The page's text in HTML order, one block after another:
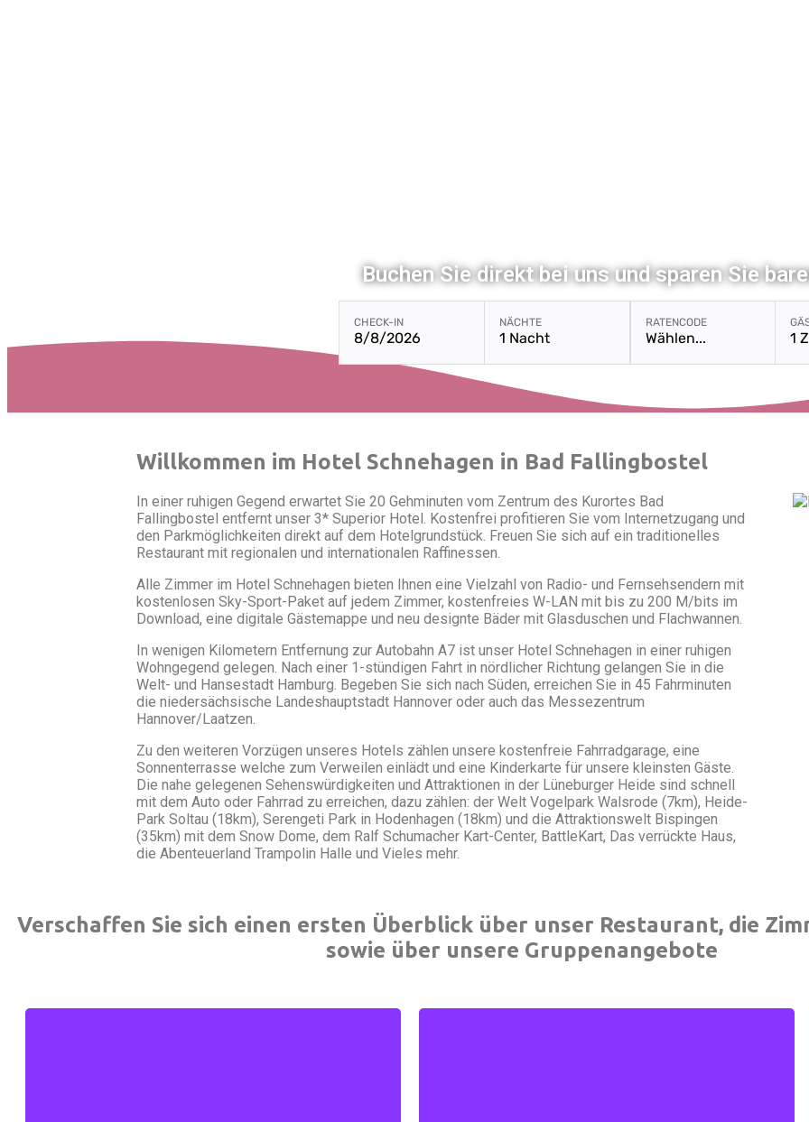
Buchen Sie direkt bei uns und sparen Sie
CHECK-IN
8/8/2026
NÄCHTE
1 Nacht
RATENCODE
Wählen... 1
Willkommen im Hotel Schnehagen in Bad Fallingbostel
In einer ruhigen Gegend erwartet Sie 20 Gehminuten vom Zentrum des Kurortes Bad
Fallingbostel entfernt unser 3* Superior Hotel. Kostenfrei profitieren Sie vom Internetzugang und
den Parkmöglichkeiten direkt auf dem Hotelgrundstück. Freuen Sie sich auf ein traditionelles
Restaurant mit regionalen und internationalen Raffinessen.
Alle Zimmer im Hotel Schnehagen bieten Ihnen eine Vielzahl von Radio- und Fernsehsendern mit
kostenlosen Sky-Sport-Paket auf jedem Zimmer, kostenfreies W-LAN mit bis zu 200 M/bits im
Download, eine digitale Gästemappe und neu designte Bäder mit Glasduschen und Flachwannen.
In wenigen Kilometern Entfernung zur Autobahn A7 ist unser Hotel Schnehagen in einer ruhigen
Wohngegend gelegen. Nach einer 1-stündigen Fahrt in nördlicher Richtung gelangen Sie in die
Welt- und Hansestadt Hamburg. Begeben Sie sich nach Süden, erreichen Sie in 45 Fahrminuten
die niedersächsische Landeshauptstadt Hannover oder auch das Messezentrum
Hannover/Laatzen.
Zu den weiteren Vorzügen unseres Hotels zählen unsere kostenfreie Fahrradgarage, eine
Sonnenterrasse welche zum Verweilen einlädt und eine Kinderkarte für unsere kleinsten Gäste.
Die nahe gelegenen Sehenswürdigkeiten und Attraktionen in der Lüneburger Heide sind schnell
mit dem Auto oder Fahrrad zu erreichen, dazu zählen: der Welt Vogelpark Walsrode (7km), Heide-
Park Soltau (18km), Serengeti Park in Hodenhagen (18km) und die Attraktionswelt Bispingen
(35km) mit dem Snow Dome, dem Ralf Schumacher Kart-Center, BattleKart, Das verrückte Haus,
die Abenteuerland Trampolin Halle und Vieles mehr.
Verschaffen Sie sich einen ersten Überblick über unser Restaurant, die
sowie über unsere Gruppenangebote